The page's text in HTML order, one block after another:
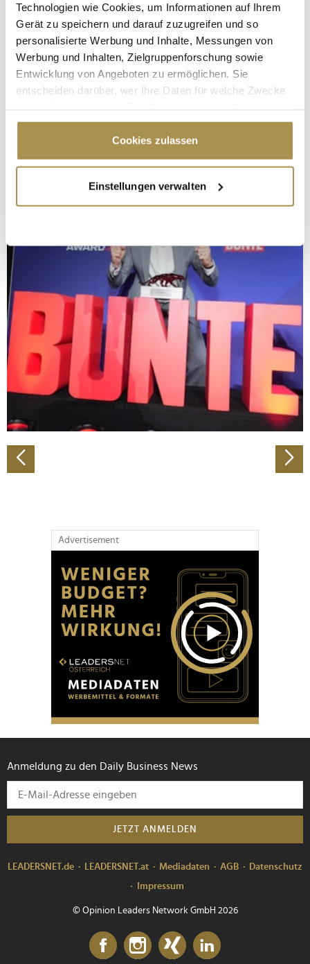
Technologien wie Cookies, um Informationen auf Ihrem
Gerät zu speichern und darauf zuzugreifen und so
personalisierte Werbung und Inhalte, Messungen von
Werbung und Inhalten, Zielgruppenforschung sowie
Entwicklung von Angeboten zu ermöglichen. Sie
entscheiden darüber, wer Ihre Daten für welche Zwecke
Cookie-Erklärung oder durch Klicken auf das Privacy
Trigger Symbol ändern oder widerrufen
Informationen über Ihre geografische Lage
erfassen, welche bis auf einige Meter genau sein
bestimmten Merkmalen (Fingerprinting) identifizieren
Erfahren Sie mehr darüber, wie Ihre persönlichen Daten
verarbeitet werden, und legen Sie Ihre Präferenzen im
Abschnitt Einzelheitenfest.
Wir verwenden Cookies, um Inhalte und Anzeigen zu
personalisieren, Funktionen für soziale Medien anbieten
zu können und die Zugriffe auf unsere Website zu
analysieren. Außerdem geben wir Informationen zu Ihrer
Verwendung unserer Website an unsere Partner für
soziale Medien, Werbung und Analysen weiter. Unsere
Partner führen diese Informationen möglicherweise mit
weiteren Daten zusammen, die Sie ihnen bereitgestellt
Cookies zulassen
Einstellungen verwalten
Advertisement
Anmeldung zu den Daily Business News
JETZT ANMELDEN
LEADERSNET.de LEADERSNET.at Mediadaten AGB
Datenschutz
Impressum
© Opinion Leaders Network GmbH 2026